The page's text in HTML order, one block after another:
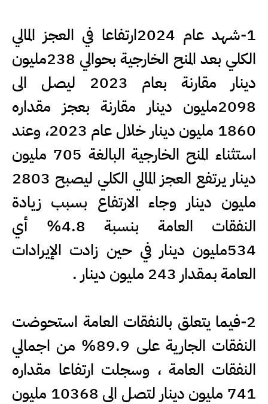
1-شهد عام 2024ارتفاعا في العجز المالي
الكلي بعد المنح الخارجية بحوالي 238مليون
دينار مقارنة بعام 2023 ليصل الى
2098مليون دينار مقارنة بعجز مقداره
1860 مليون دينار خلال عام 2023، وعند
استثناء المنح الخارجية البالغة 705 مليون
دينار يرتفع العجز المالي الكلي ليصبح 2803
مليون دينار وجاء الارتفاع بسبب زيادة
النفقات العامة بنسبة 4.8% أي
534مليون دينار في حين زادت الإيرادات
العامة بمقدار 243 مليون دينار .
2-فيما يتعلق بالنفقات العامة استحوضت
النفقات الجارية على 89.9% من اجمالي
النفقات العامة ، وسجلت ارتفاعا مقداره
741 مليون دينار لتصل الى 10368 مليون